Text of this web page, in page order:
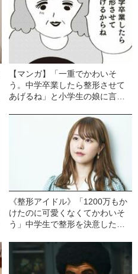
【マンガ】「一重でかわいそ
う。中学卒業したら整形させて
あげるね」と小学生の娘に言い
《整形アイドル》「1200万もか
けたのに可愛くなくてかわいそ
う」中学生で整形を決意した轟
ワケ